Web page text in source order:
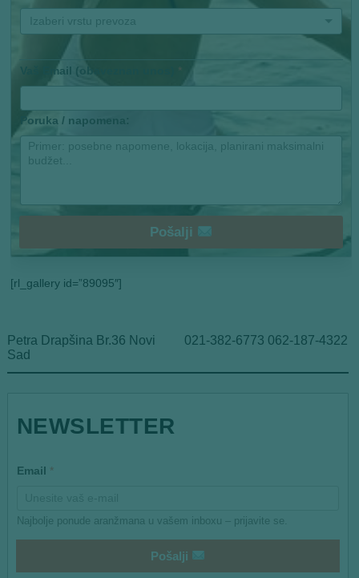
Izaberi vrstu prevoza
Vaš Email (obaveznan unos) *
Poruka / napomena:
Pošalji
[rl_gallery id=”89095″]
Petra Drapšina Br.36 Novi
Sad
021-382-6773 062-187-4322
NEWSLETTER
m
E
m
Email *
Najbolje ponude aranžmana u vašem inboxu – prijavite se.
Pošalji